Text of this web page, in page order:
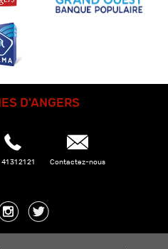
D'ANGERS
31 21 21 Contactez-nous